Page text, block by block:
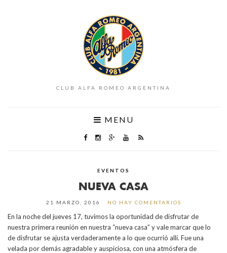
CLUB ALFA ROMEO ARGENTINA
MENU
EVENTOS
NUEVA CASA
21 MARZO, 2016 NO HAY COMENTARIOS
En la noche del jueves 17, tuvimos la oportunidad de disfrutar de
nuestra primera reunión en nuestra “nueva casa” y vale marcar que lo
de disfrutar se ajusta verdaderamente a lo que ocurrió allí. Fue una
velada por demás agradable y auspiciosa, con una atmósfera de